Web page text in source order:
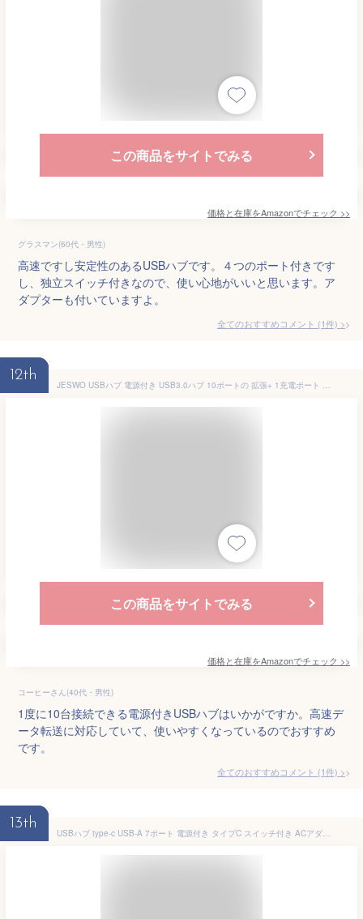
この商品をサイトでみる
価格と在庫をAmazonでチェック >>
グラスマン(60代・男性)
高速ですし安定性のあるUSBハブです。４つのポート付きです
し、独立スイッチ付きなので、使い心地がいいと思います。ア
ダプターも付いていますよ。
全てのおすすめコメント (1件) >
12th
JESWO USBハブ 電源付き USB3.0ハブ 10ポートの 拡張+ 1充電ポート セルフパワー USB Hub 5Gbps高速データ伝送 USB3.0 拡張 独立スイッチ付き 12V3A ACアダプタ付き Android/Windows/MacBook/Mac/Surface Pro等システムとノートPC対応
この商品をサイトでみる
価格と在庫をAmazonでチェック >>
コーヒーさん(40代・男性)
1度に10台接続できる電源付きUSBハブはいかがですか。高速デ
ータ転送に対応していて、使いやすくなっているのでおすすめ
です。
全てのおすすめコメント (1件) >
13th
USBハブ type-c USB-A 7ポート 電源付き タイプC スイッチ付き ACアダプタ付 USB充電器 セルフパワー 電源供給 USB3.2/5Gbps コンパクト グレー